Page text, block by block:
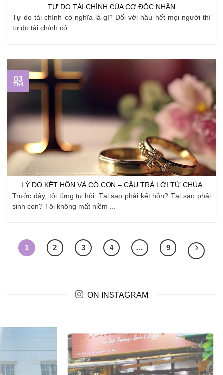
TỰ DO TÀI CHÍNH CỦA CƠ ĐỐC NHÂN
Tự do tài chính có nghĩa là gì? Đối với hầu hết mọi người thì
tự do tài chính có ...
LÝ DO KẾT HÔN VÀ CÓ CON – CÂU TRẢ LỜI TỪ CHÚA
Trước đây, tôi từng tự hỏi: Tại sao phải kết hôn? Tại sao phải
sinh con? Tôi không mất niềm ...
03
Th4
1 2 3 4 … 9
ON INSTAGRAM